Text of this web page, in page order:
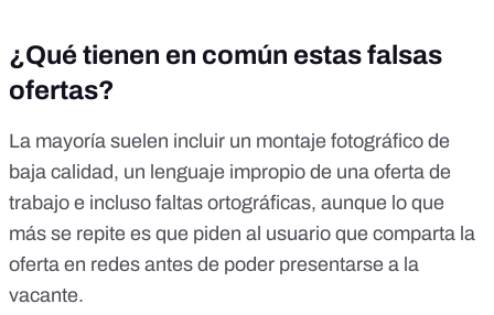
¿Qué tienen en común estas falsas
ofertas?
La mayoría suelen incluir un montaje fotográfico de
baja calidad, un lenguaje impropio de una oferta de
trabajo e incluso faltas ortográficas, aunque lo que
más se repite es que piden al usuario que comparta la
oferta en redes antes de poder presentarse a la
vacante.